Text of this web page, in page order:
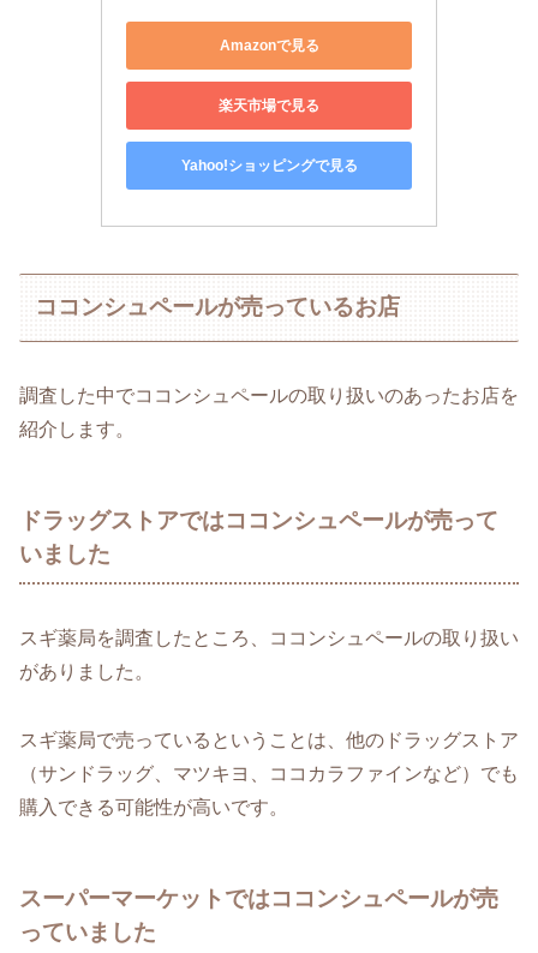
Amazonで見る
楽天市場で見る
Yahoo!ショッピングで見る
ココンシュペールが売っているお店
調査した中でココンシュペールの取り扱いのあったお店を
紹介します。
ドラッグストアではココンシュペールが売って
いました
スギ薬局を調査したところ、ココンシュペールの取り扱い
がありました。
スギ薬局で売っているということは、他のドラッグストア
（サンドラッグ、マツキヨ、ココカラファインなど）でも
購入できる可能性が高いです。
スーパーマーケットではココンシュペールが売
っていました